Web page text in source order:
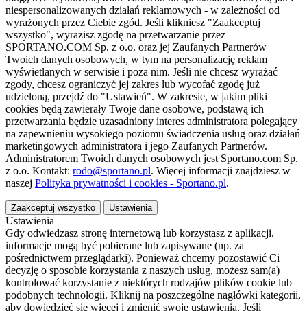
niespersonalizowanych działań reklamowych - w zależności od
wyrażonych przez Ciebie zgód. Jeśli klikniesz "Zaakceptuj
wszystko", wyrazisz zgodę na przetwarzanie przez
SPORTANO.COM Sp. z o.o. oraz jej Zaufanych Partnerów
Twoich danych osobowych, w tym na personalizację reklam
wyświetlanych w serwisie i poza nim. Jeśli nie chcesz wyrażać
zgody, chcesz ograniczyć jej zakres lub wycofać zgodę już
udzieloną, przejdź do "Ustawień". W zakresie, w jakim pliki
cookies będą zawierały Twoje dane osobowe, podstawą ich
przetwarzania będzie uzasadniony interes administratora polegający
na zapewnieniu wysokiego poziomu świadczenia usług oraz działań
marketingowych administratora i jego Zaufanych Partnerów.
Administratorem Twoich danych osobowych jest Sportano.com Sp.
z o.o. Kontakt: rodo@sportano.pl. Więcej informacji znajdziesz w
naszej Polityka prywatności i cookies - Sportano.pl.
Zaakceptuj wszystko Ustawienia
Ustawienia
Gdy odwiedzasz stronę internetową lub korzystasz z aplikacji,
informacje mogą być pobierane lub zapisywane (np. za
pośrednictwem przeglądarki). Ponieważ chcemy pozostawić Ci
decyzję o sposobie korzystania z naszych usług, możesz sam(a)
kontrolować korzystanie z niektórych rodzajów plików cookie lub
podobnych technologii. Kliknij na poszczególne nagłówki kategorii,
aby dowiedzieć się więcej i zmienić swoje ustawienia. Jeśli